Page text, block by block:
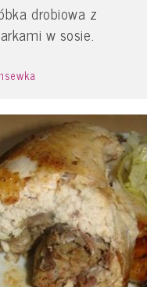
drobiowa z
w sosie.